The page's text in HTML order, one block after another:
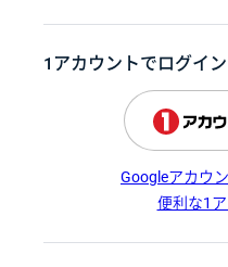
1アカウントでログイン
Googleアカウ
便利な1